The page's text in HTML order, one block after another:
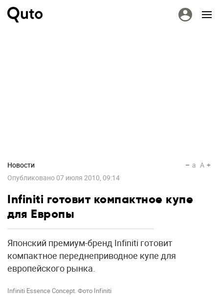
Новости
Опубликовано 07 июля 2010, 09:14
a A
Infiniti готовит компактное купе
для Европы
Японский премиум-бренд Infiniti готовит
компактное переднеприводное купе для
европейского рынка.
Infiniti Essence Concept. Фото Infiniti